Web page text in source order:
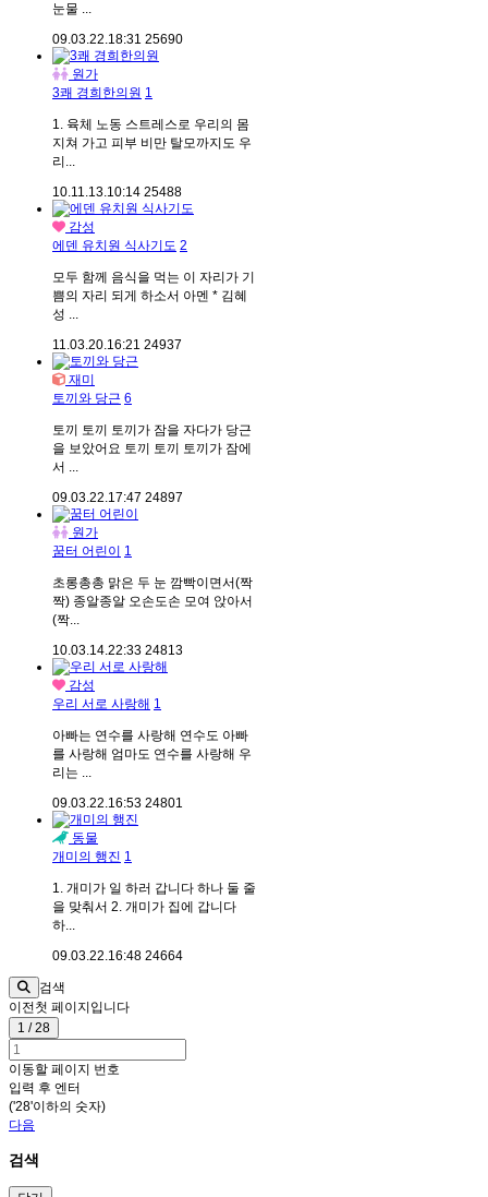
눈물 ...
09.03.22.18:31 25690
원가
3쾌 경희한의원 1
1. 육체 노동 스트레스로 우리의 몸
지쳐 가고 피부 비만 탈모까지도 우
리...
10.11.13.10:14 25488
감성
에덴 유치원 식사기도 2
모두 함께 음식을 먹는 이 자리가 기
쁨의 자리 되게 하소서 아멘 * 김혜
성 ...
11.03.20.16:21 24937
재미
토끼와 당근 6
토끼 토끼 토끼가 잠을 자다가 당근
을 보았어요 토끼 토끼 토끼가 잠에
서 ...
09.03.22.17:47 24897
원가
꿈터 어린이
1
초롱총총 맑은 두 눈 깜빡이면서(짝
짝) 종알종알 오손도손 모여 앉아서
(짝...
10.03.14.22:33 24813
감성
우리 서로 사랑해 1
아빠는 연수를 사랑해 연수도 아빠
를 사랑해 엄마도 연수를 사랑해 우
리는 ...
09.03.22.16:53 24801
동물
개미의 행진 1
1. 개미가 일 하러 갑니다 하나 둘 줄
을 맞춰서 2. 개미가 집에 갑니다
하...
09.03.22.16:48 24664
검색
이전첫 페이지입니다
1 / 28
이동할 페이지 번호
입력 후 엔터
('28'이하의 숫자)
다음
검색